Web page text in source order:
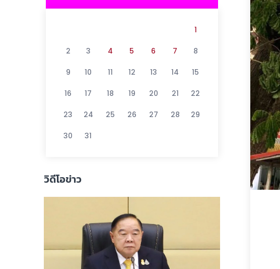
1
2 3 4 5 6 7 8
9 10 11 12 13 14 15
16 17 18 19 20 21 22
23 24 25 26 27 28 29
30 31
วิดีโอข่าว